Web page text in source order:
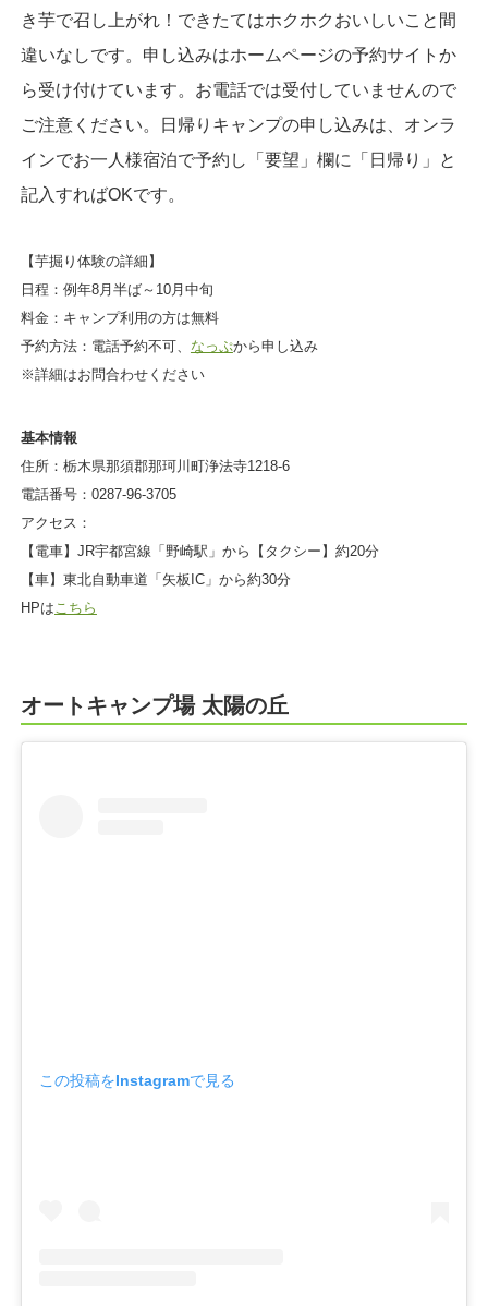
き芋で召し上がれ！できたてはホクホクおいしいこと間
違いなしです。申し込みはホームページの予約サイトか
ら受け付けています。お電話では受付していませんので
ご注意ください。日帰りキャンプの申し込みは、オンラ
インでお一人様宿泊で予約し「要望」欄に「日帰り」と
記入すればOKです。
【芋掘り体験の詳細】
日程：例年8月半ば～10月中旬
料金：キャンプ利用の方は無料
予約方法：電話予約不可、 なっぷから申し込み
※詳細はお問合わせください
基本情報
住所：栃木県那須郡那珂川町浄法寺1218-6
電話番号：0287-96-3705
アクセス：
【電車】JR宇都宮線「野崎駅」から【タクシー】約20分
【車】東北自動車道「矢板IC」から約30分
HPはこちら
オートキャンプ場 太陽の丘
この投稿をInstagramで見る